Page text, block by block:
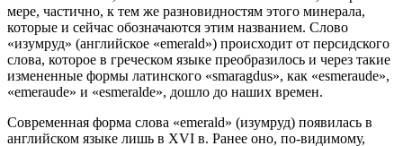
мере, частично, к тем же разновидностям этого минерала,
которые и сейчас обозначаются этим названием. Слово
«изумруд» (английское «emerald») происходит от персидского
слова, которое в греческом языке преобразилось и через такие
измененные формы латинского «smaragdus», как «esmeraude»,
«emeraude» и «esmeralde», дошло до наших времен.
Современная форма слова «emerald» (изумруд) появилась в
английском языке лишь в XVI в. Ранее оно, по-видимому,